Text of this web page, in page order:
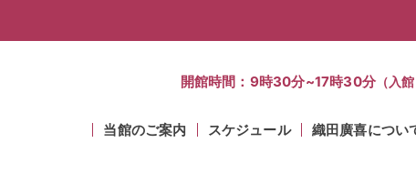
開館時間：9時30分~17時30分 （入
当館のご案内 スケジュール 織田廣喜につい